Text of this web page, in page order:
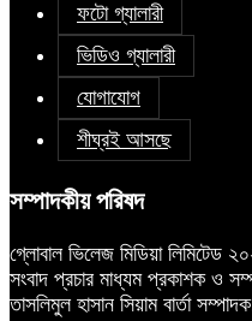
ফটো গ্যালারী
ভিডিও গ্যালারী
যোগাযোগ
শীঘ্রই আসছে
সম্পাদকীয় পরিষদ
গ্লোবাল ভিলেজ মিডিয়া লিমিটেড
সংবাদ প্রচার মাধ্যম প্রকাশক ও
তাসলিমুল হাসান সিয়াম বার্তা